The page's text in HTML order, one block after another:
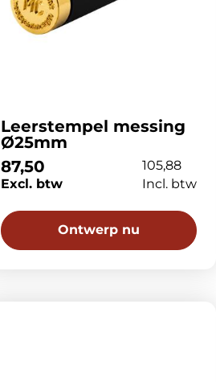
Leerstempel messing
Ø25mm
87,50
Excl. btw
105,88
Incl. btw
Ontwerp nu